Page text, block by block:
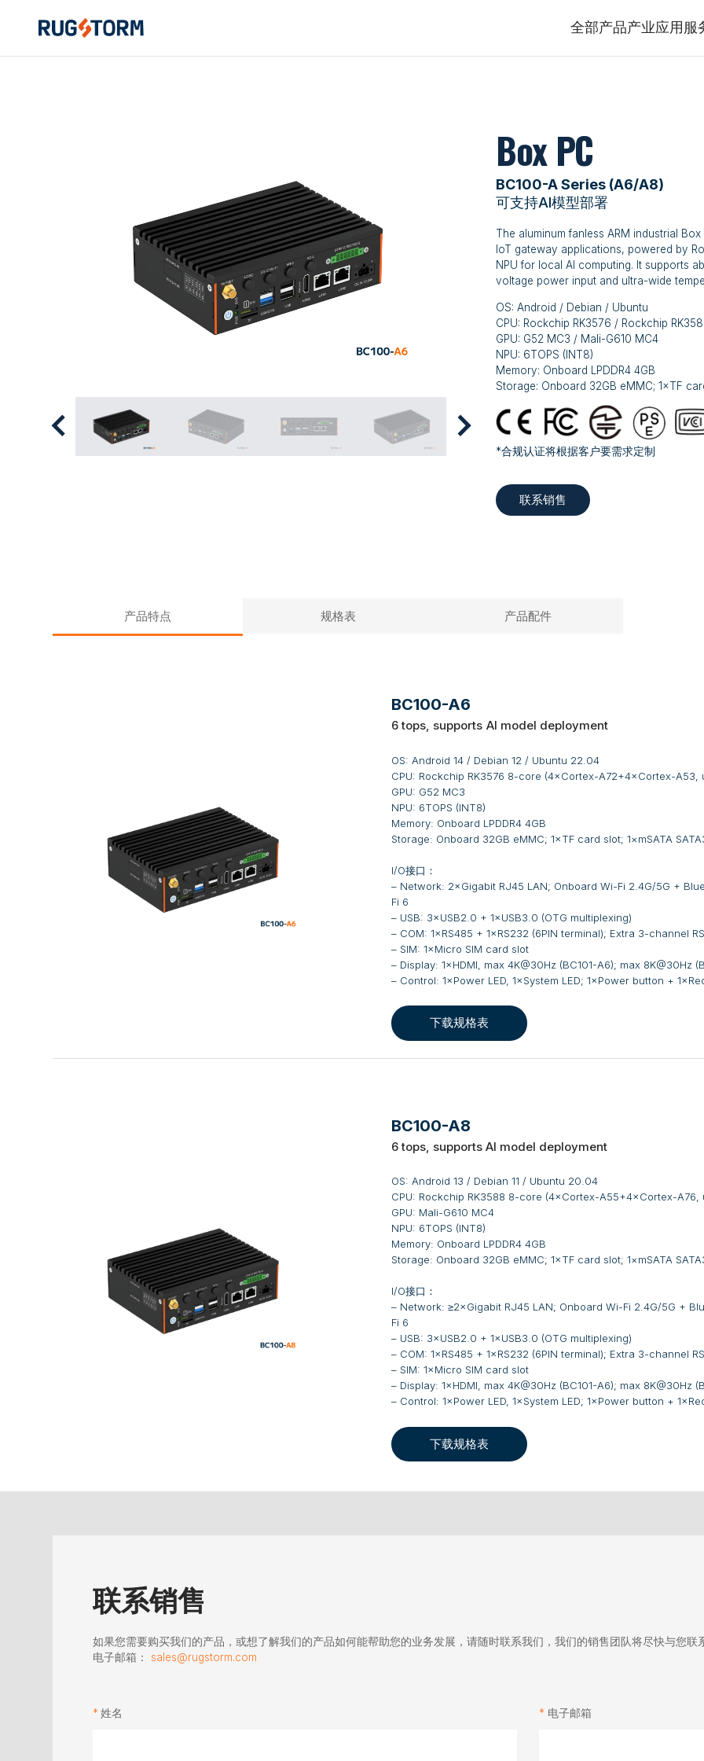
全部产品产业应用 服
Box PC
BC100-A Series (A6/A8)
可支持AI模型部署
The aluminum fanless ARM industrial
IoT gateway applications, powered by
NPU for local AI computing. It supports
voltage power input and ultra-wide
OS: Android / Debian / Ubuntu
CPU: Rockchip RK3576 / Rockchip
GPU: G52 MC3 / Mali-G610 MC4
NPU: 6TOPS (INT8)
Memory: Onboard LPDDR4 4GB
Storage: Onboard 32GB eMMC; 1×TF
*合规认证将根据客户要需求定制
联系销售
产品特点 规格表 产品配件
BC100-A6
6 tops, supports AI model deployment
OS: Android 14 / Debian 12 / Ubuntu 22.04
CPU: Rockchip RK3576 8-core (4×Cortex-A72+4×Cortex-A53,
GPU: G52 MC3
NPU: 6TOPS (INT8)
Memory: Onboard LPDDR4 4GB
Storage: Onboard 32GB eMMC; 1×TF card slot; 1×mSATA
I/O接口：
– Network: 2×Gigabit RJ45 LAN; Onboard Wi-Fi 2.4G/5G +
Fi 6
– USB: 3×USB2.0 + 1×USB3.0 (OTG multiplexing)
– COM: 1×RS485 + 1×RS232 (6PIN terminal); Extra 3-channel
– SIM: 1×Micro SIM card slot
– Display: 1×HDMI, max 4K@30Hz (BC101-A6); max 8K@30Hz
– Control: 1×Power LED, 1×System LED; 1×Power button +
下载规格表
BC100-A8
6 tops, supports AI model deployment
OS: Android 13 / Debian 11 / Ubuntu 20.04
CPU: Rockchip RK3588 8-core (4×Cortex-A55+4×Cortex-A76,
GPU: Mali-G610 MC4
NPU: 6TOPS (INT8)
Memory: Onboard LPDDR4 4GB
Storage: Onboard 32GB eMMC; 1×TF card slot; 1×mSATA
I/O接口：
– Network: ≥2×Gigabit RJ45 LAN; Onboard Wi-Fi 2.4G/5G +
Fi 6
– USB: 3×USB2.0 + 1×USB3.0 (OTG multiplexing)
– COM: 1×RS485 + 1×RS232 (6PIN terminal); Extra 3-channel
– SIM: 1×Micro SIM card slot
– Display: 1×HDMI, max 4K@30Hz (BC101-A6); max 8K@30Hz
– Control: 1×Power LED, 1×System LED; 1×Power button +
下载规格表
联系销售
如果您需要购买我们的产品，或想了解我们的产品如何能帮助您的业务发展，请随时联系我们，我们的销售团队将尽快与您联
电子邮箱： sales@rugstorm.com
姓名 电子邮箱